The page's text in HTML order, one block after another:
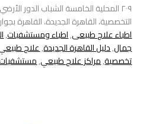
٢٠٩ المحلية الخامسة الشباب الدور
التخصصية، القاهرة الجديدة، القاهرة
اطباء علاج طبيعى,اطباء ومستشفيات,
جمال,دليل القاهرة الجديدة,علاج
تخصصية,مراكز علاج طبيعي,مستشفيات